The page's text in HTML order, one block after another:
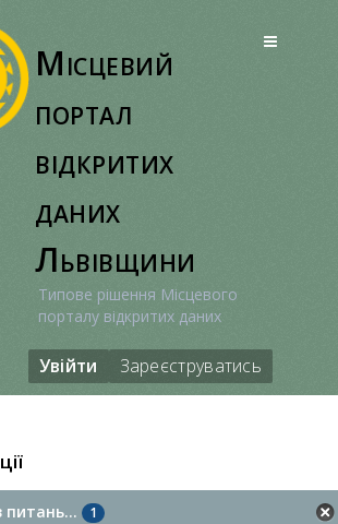
Місцевий
портал
відкритих
даних
Львівщини
Типове рішення Місцевого
порталу відкритих даних
Увійти Зареєструватись
питань... 1